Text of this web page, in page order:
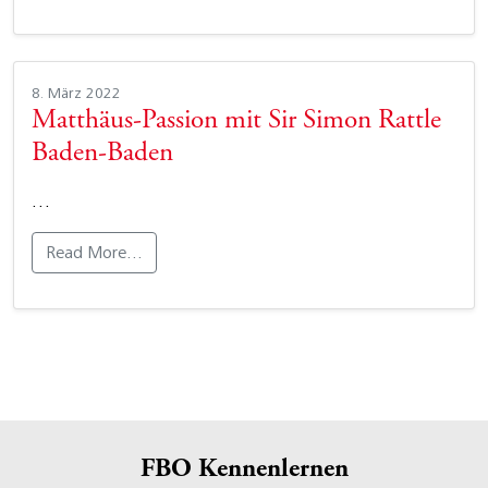
8. März 2022
Matthäus-Passion mit Sir Simon Rattle
Baden-Baden
…
Read More…
FBO Kennenlernen